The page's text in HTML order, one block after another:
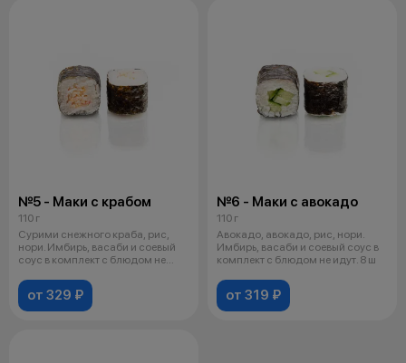
№5 - Маки с крабом
110 г
Сурими снежного краба, рис,
нори. Имбирь, васаби и соевый
соус в комплект с блюдом не
от 329 ₽
№6 - Маки с авокадо
110 г
Авокадо, авокадо, рис, нори.
Имбирь, васаби и соевый соус в
комплект с блюдом не идут. 8 ш
от 319 ₽